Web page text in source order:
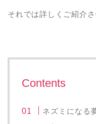
それでは詳しくご紹介さ
Contents
ネズミになる